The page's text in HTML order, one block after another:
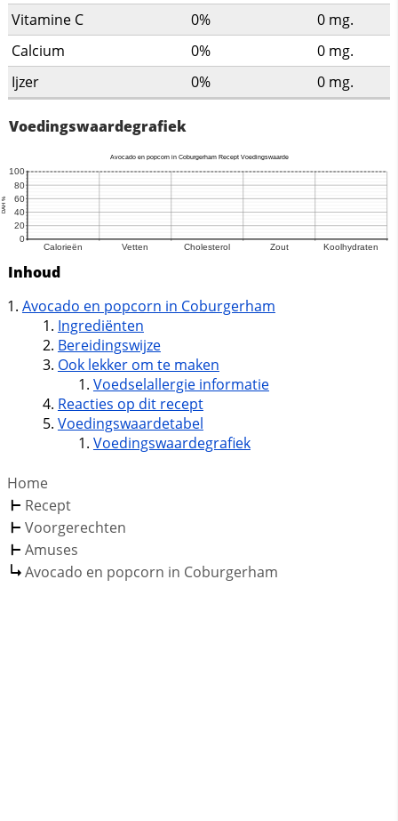
Vitamine C
0% 0 mg.
Calcium
0% 0 mg.
Ijzer
0% 0 mg.
Voedingswaardegrafiek
Inhoud
Avocado en popcorn in Coburgerham
Ingrediënten
Bereidingswijze
Ook lekker om te maken
Voedselallergie informatie
Reacties op dit recept
Voedingswaardetabel
Voedingswaardegrafiek
Home
Recept
Voorgerechten
Amuses
Avocado en popcorn in Coburgerham